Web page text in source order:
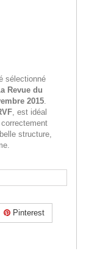
sélectionné
Revue du
2015.
, est idéal
structure,
Pinterest